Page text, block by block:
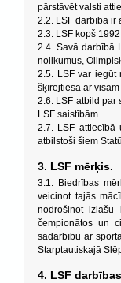
pārstāvēt valsti
2.2. LSF darbība ir
2.3. LSF kopš
2.4. Savā darbībā
nolikumus,
2.5. LSF var iegūt
šķīrējtiesā ar
2.6. LSF atbild par
LSF saistībām.
2.7. LSF attiecībā
atbilstoši šiem
3. LSF mērķis.
3.1. Biedrības
veicinot tajās
nodrošinot izlašu
čempionātos un
sadarbību ar
Starptautiskajā
4. LSF